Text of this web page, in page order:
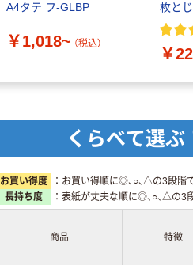
A4タテ フ-GLBP
￥1,018~ （税込）
枚とじ
￥
くらべて選
お買い得度
：お買い得順に◎、○、△の3段
長持ち度
：表紙が丈夫な順に◎、○、△の3
商品 特徴